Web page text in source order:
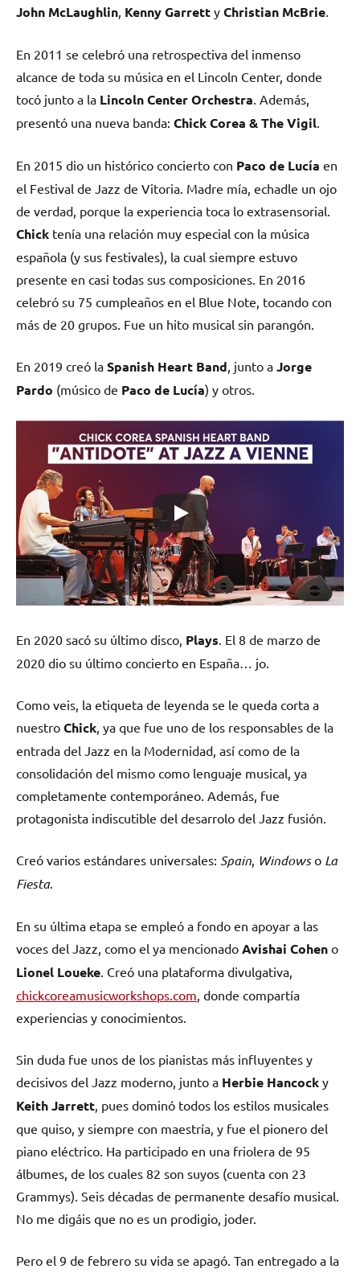
John McLaughlin, Kenny Garrett y Christian McBrie.
En 2011 se celebró una retrospectiva del inmenso
alcance de toda su música en el Lincoln Center, donde
tocó junto a la Lincoln Center Orchestra. Además,
presentó una nueva banda: Chick Corea & The Vigil.
En 2015 dio un histórico concierto con Paco de Lucía en
el Festival de Jazz de Vitoria. Madre mía, echadle un ojo
de verdad, porque la experiencia toca lo extrasensorial.
Chick tenía una relación muy especial con la música
española (y sus festivales), la cual siempre estuvo
presente en casi todas sus composiciones. En 2016
celebró su 75 cumpleaños en el Blue Note, tocando con
más de 20 grupos. Fue un hito musical sin parangón.
En 2019 creó la Spanish Heart Band, junto a Jorge
Pardo (músico de Paco de Lucía) y otros.
En 2020 sacó su último disco, Plays . El 8 de marzo de
2020 dio su último concierto en España… jo.
Como veis, la etiqueta de leyenda se le queda corta a
nuestro Chick , ya que fue uno de los responsables de la
entrada del Jazz en la Modernidad, así como de la
consolidación del mismo como lenguaje musical, ya
completamente contemporáneo. Además, fue
protagonista indiscutible del desarrolo del Jazz fusión.
Creó varios estándares universales: Spain Windowso La
Fiesta.
En su última etapa se empleó a fondo en apoyar a las
voces del Jazz, como el ya mencionado Avishai Cohen o
Lionel Loueke . Creó una plataforma divulgativa,
chickcoreamusicworkshops.com , donde compartía
experiencias y conocimientos.
Sin duda fue unos de los pianistas más influyentes y
decisivos del Jazz moderno, junto a Herbie Hancock y
Keith Jarrett , pues dominó todos los estilos musicales
que quiso, y siempre con maestría, y fue el pionero del
piano eléctrico. Ha participado en una friolera de 95
álbumes, de los cuales 82 son suyos (cuenta con 23
Grammys). Seis décadas de permanente desafío musical.
No me digáis que no es un prodigio, joder.
Pero el 9 de febrero su vida se apagó. Tan entregado a la